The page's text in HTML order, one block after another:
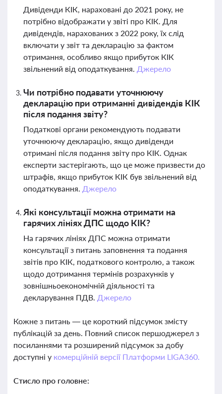
Дивіденди КІК, нараховані до 2021 року, не
потрібно відображати у звіті про КІК. Для
дивідендів, нарахованих з 2022 року, їх слід
включати у звіт та декларацію за фактом
отримання, особливо якщо прибуток КІК
звільнений від оподаткування. Джерело
Чи потрібно подавати уточнюючу
декларацію при отриманні дивідендів КІК
після подання звіту?
Податкові органи рекомендують подавати
уточнюючу декларацію, якщо дивіденди
отримані після подання звіту про КІК. Однак
експерти застерігають, що це може призвести до
штрафів, якщо прибуток КІК був звільнений від
оподаткування. Джерело
Які консультації можна отримати на
гарячих лініях ДПС щодо КІК?
На гарячих лініях ДПС можна отримати
консультації з питань заповнення та подання
звітів про КІК, податкового контролю, а також
щодо дотримання термінів розрахунків у
зовнішньоекономічній діяльності та
декларування ПДВ. Джерело
Кожне з питань — це короткий підсумок змісту
публікацій за день. Повний список першоджерел з
посиланнями та розширений підсумок за добу
доступні у комерційній версії Платформи LIGA360.
Стисло про головне: